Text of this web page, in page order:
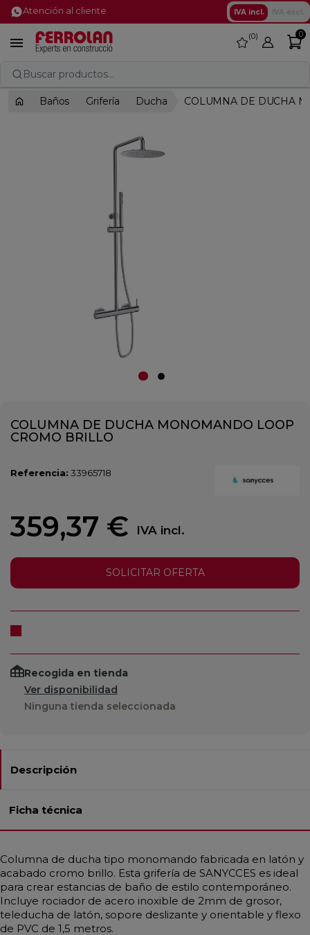
Atención al cliente IVA incl.
 favorite
0 0
Buscar productos...
Baños Grifería Ducha COLUMNA DE DUCHA
COLUMNA DE DUCHA MONOMANDO LOOP
CROMO BRILLO
Referencia: 33965718
359,37 € IVA incl.
SOLICITAR OFERTA
Recogida en tienda
Ver disponibilidad
Ninguna tienda seleccionada
Descripción
Ficha técnica
Columna de ducha tipo monomando fabricada en latón y
acabado cromo brillo. Esta grifería de SANYCCES es ideal
para crear estancias de baño de estilo contemporáneo.
Incluye rociador de acero inoxible de 2mm de grosor,
teleducha de latón, sopore deslizante y orientable y flexo
de PVC de 1,5 metros.